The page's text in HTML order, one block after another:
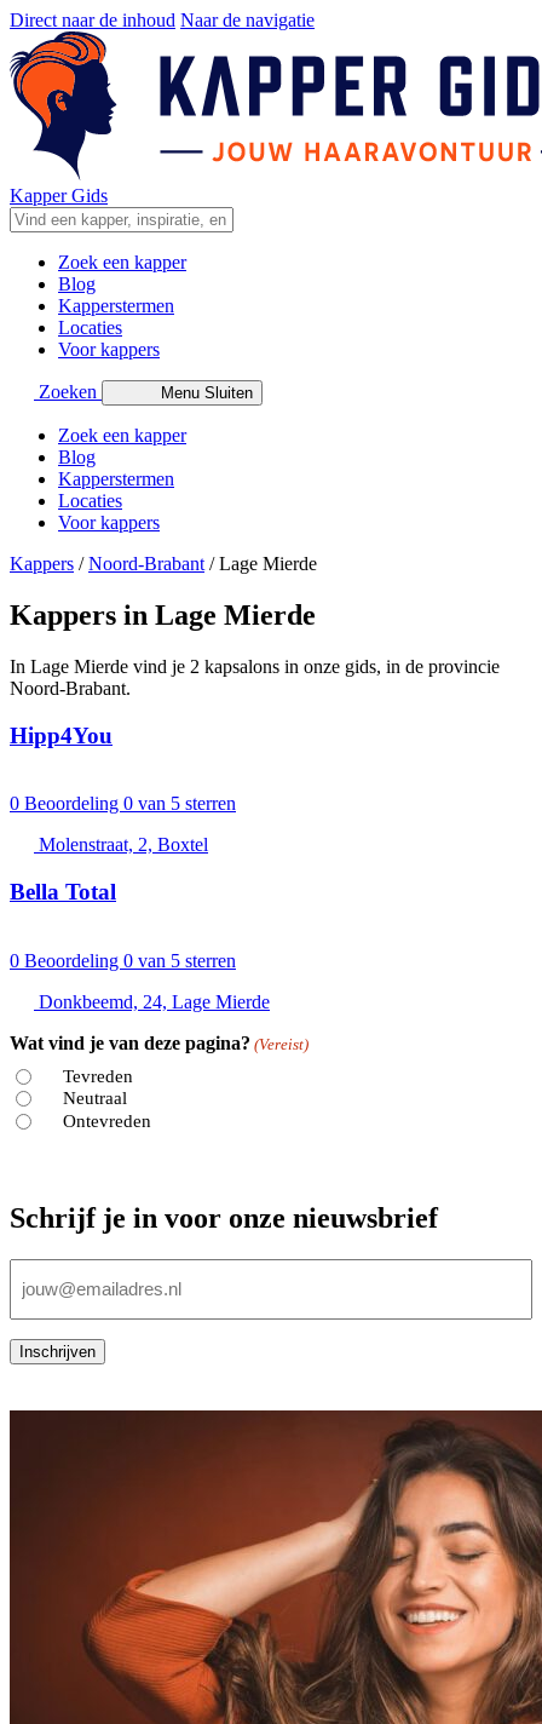
Direct naar de inhoud Naar de navigatie
Kapper Gids
Zoek een kapper
Blog
Kapperstermen
Locaties
Voor kappers
Zoeken Menu Sluiten
Zoek een kapper
Blog
Kapperstermen
Locaties
Voor kappers
Kappers /Noord-Brabant /Lage Mierde
Kappers in Lage Mierde
In Lage Mierde vind je 2 kapsalons in onze gids, in de provincie
Noord-Brabant.
Hipp4You
0 Beoordeling 0 van 5 sterren
Molenstraat, 2, Boxtel
Bella Total
0 Beoordeling 0 van 5 sterren
Donkbeemd, 24, Lage Mierde
Wat vind je van deze pagina? (Vereist)
Tevreden
Neutraal
Ontevreden
Schrijf je in voor onze nieuwsbrief
mailadres
Inschrijven